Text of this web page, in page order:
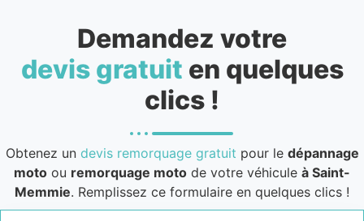
Demandez votre
devis gratuit en quelques
clics !
Obtenez un devis remorquage gratuit pour le dépannage
moto ou remorquage moto de votre véhicule à Saint-
Memmie. Remplissez ce formulaire en quelques clics !